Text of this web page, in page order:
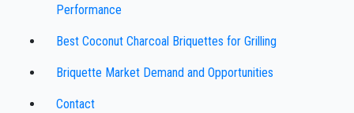
Performance
Best Coconut Charcoal Briquettes for Grilling
Briquette Market Demand and Opportunities
Contact